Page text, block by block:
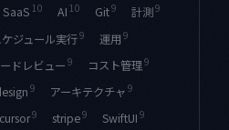
SaaS 10 AI 10 Git9 計測9
ケジュール実行9 運用 9
ドレビュー 9 コスト管理9
9 アーキテクチャ 9
cursor9 stripe9 SwiftUI 9